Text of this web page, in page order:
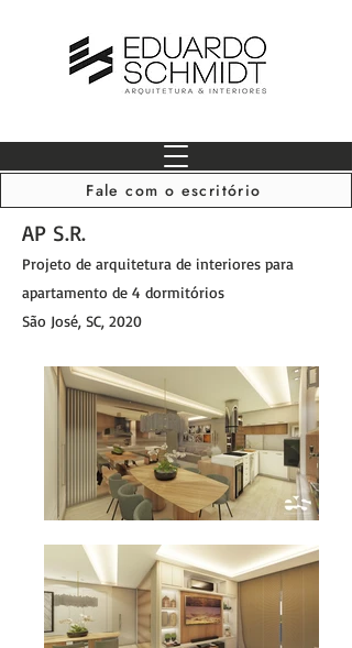
Fale com o escritório
AP S.R.
Projeto de arquitetura de interiores para
apartamento de 4 dormitórios
São José, SC, 2020